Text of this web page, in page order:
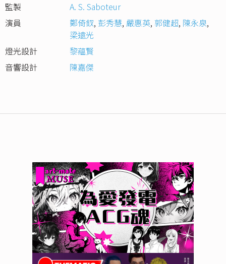
監製
A. S. Saboteur
演員
鄭倚釵, 彭秀慧, 嚴惠英,郭健超, 陳永泉,
梁遠光
燈光設計
黎蘊賢
音響設計
陳嘉傑